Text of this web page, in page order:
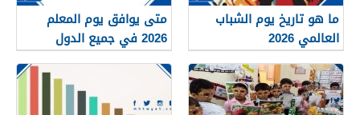
ما هو تاريخ يوم الشباب
العالمي 2026
متى يوافق يوم المعلم
2026 في جميع الدول
العربية